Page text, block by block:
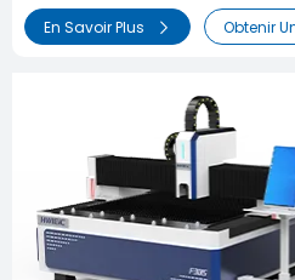
En Savoir Plus Obtenir